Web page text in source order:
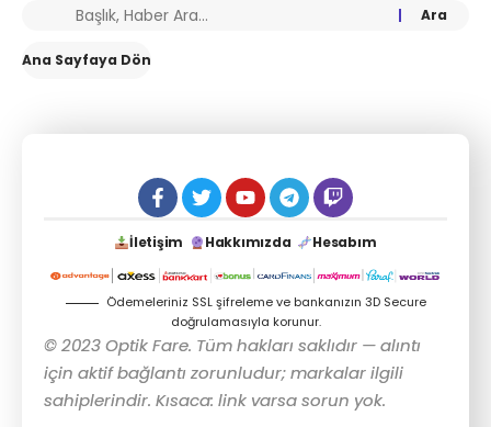
Ana Sayfaya Dön
İletişim Hakkımızda Hesabım
Ödemeleriniz SSL şifreleme ve bankanızın 3D Secure
doğrulamasıyla korunur.
© 2023 Optik Fare. Tüm hakları saklıdır — alıntı
için aktif bağlantı zorunludur; markalar ilgili
sahiplerindir. Kısaca: link varsa sorun yok.